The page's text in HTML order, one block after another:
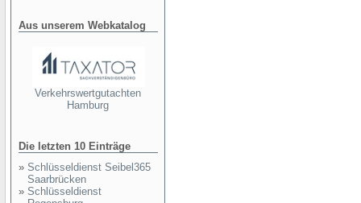
Aus unserem Webkatalog
Verkehrswertgutachten
Hamburg
Die letzten 10 Einträge
» Schlüsseldienst Seibel365
Saarbrücken
» Schlüsseldienst